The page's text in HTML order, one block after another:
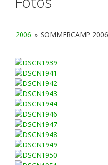
2006 » SOMMERCAMP 2006